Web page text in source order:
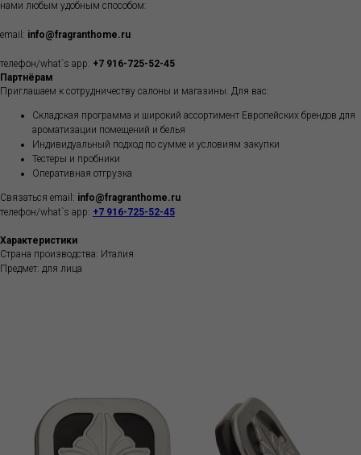
нами любым удобным способом:
email: info@fragranthome.ru
телефон/what`s app: +7 916-725-52-45
Партнёрам
Приглашаем к сотрудничеству салоны и магазины. Для вас:
Складская программа и широкий ассортимент Европейских брендов для
ароматизации помещений и белья
Индивидуальный подход по сумме и условиям закупки
Тестеры и пробники
Оперативная отгрузка
Связаться email: info@fragranthome.ru
телефон/what`s app: +7 916-725-52-45
Характеристики
Страна производства: Италия
Предмет: для лица